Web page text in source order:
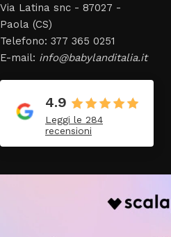
Via Latina snc - 87027 -
Paola (CS)
Telefono: 377 365 0251
E-mail: info@babylanditalia.it
4.9
Leggi le 284
recensioni